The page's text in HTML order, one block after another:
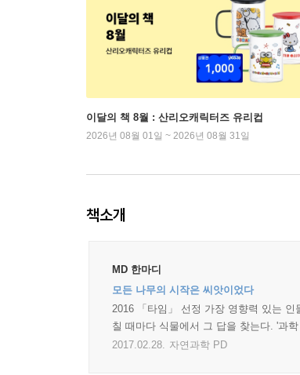
이달의 책 8월 : 산리오캐릭터즈 유리컵
2026년 08월 01일 ~ 2026년 08월 31일
책소개
MD 한마디
모든 나무의 시작은 씨앗이었다
2016 「타임」 선정 가장 영향력 있는
칠 때마다 식물에서 그 답을 찾는다. '과
2017.02.28. 자연과학 PD